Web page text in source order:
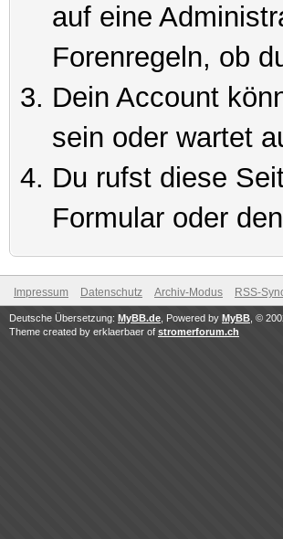
auf eine
Forenregeln, ob
Dein Account
sein oder wartet
Du rufst diese
Formular oder
Impressum Datenschutz Archiv-Modus RSS-
Deutsche Übersetzung: MyBB.de , Powered by MyBB , ©
Theme created by erklaerbaer of stromerforum.ch